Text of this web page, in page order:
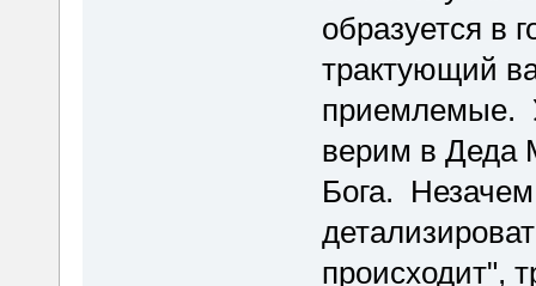
образуется в
трактующий
приемлемые.
верим в Деда
Бога.
происходит",